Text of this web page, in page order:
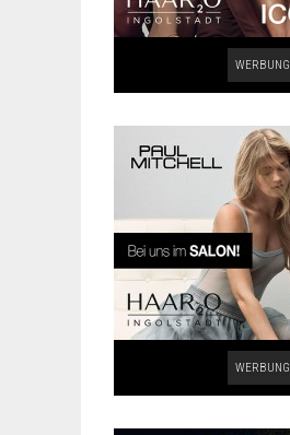
WERBUNG
WERBUNG